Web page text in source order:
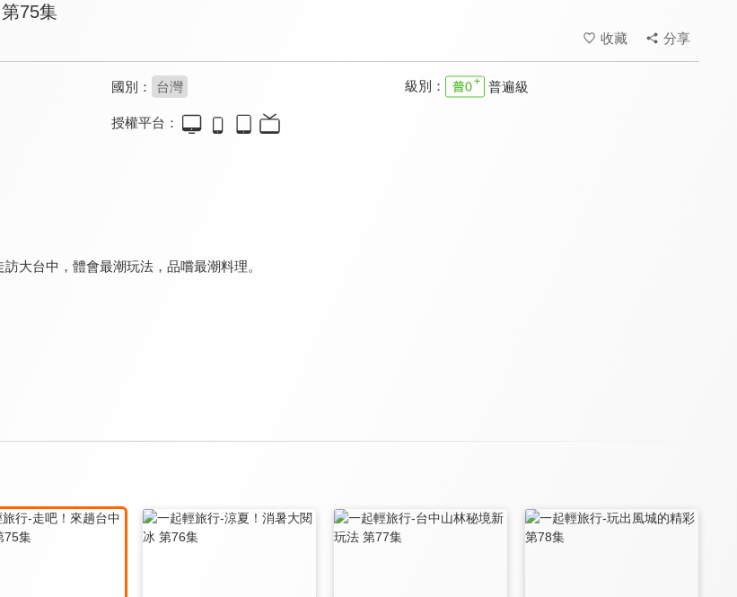
75集
收藏 分享
國別： 台灣 級別： 普遍級
授權平台：
大台中，體會最潮玩法，品嚐最潮料理。